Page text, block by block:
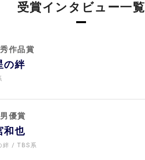
受賞インタビュー一覧
作品賞
の絆
優賞
和也
絆 TBS系